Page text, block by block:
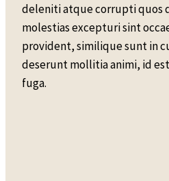
deleniti atque corrupti quos
molestias excepturi sint
provident, similique sunt in
deserunt mollitia animi, id
fuga.